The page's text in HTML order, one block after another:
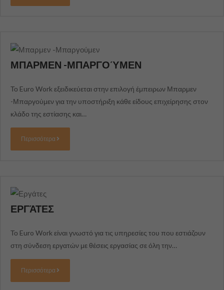
ΜΠΑΡΜΕΝ -ΜΠΑΡΓΟΎΜΕΝ
Το Euro Work εξειδικεύεται στην επιλογή έμπειρων Μπαρμεν
-Μπαργούμεν για την υποστήριξη κάθε είδους επιχείρησης στον
κλάδο της εστίασης και…
Περισσότερα
ΕΡΓΆΤΕΣ
Το Euro Work είναι γνωστό για τις υπηρεσίες του που εστιάζουν
στη σύνδεση εργατών με θέσεις εργασίας σε όλη την…
Περισσότερα